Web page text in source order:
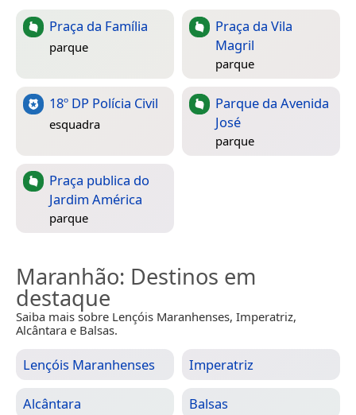
Praça da Família
parque
Praça da Vila
Magril
parque
18º DP Polícia Civil
esquadra
Parque da Avenida
José
parque
Praça publica do
Jardim América
parque
Maranhão: Destinos em
destaque
Saiba mais sobre Lençóis Maranhenses, Imperatriz,
Alcântara e Balsas.
Lençóis Maranhenses Imperatriz
Alcântara Balsas